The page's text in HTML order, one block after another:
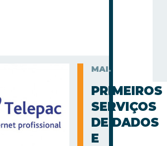
MAI.
PRIMEIROS
SERVIÇOS
DE DADOS
E